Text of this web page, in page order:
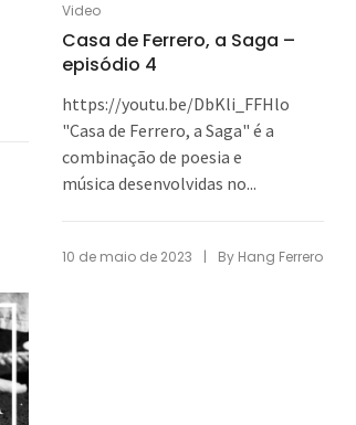
Video
Casa de Ferrero, a Saga –
episódio 4
https://youtu.be/DbKli_FFHlo
"Casa de Ferrero, a Saga" é a
combinação de poesia e
música desenvolvidas no...
10 de maio de 2023 | By Hang Ferrero